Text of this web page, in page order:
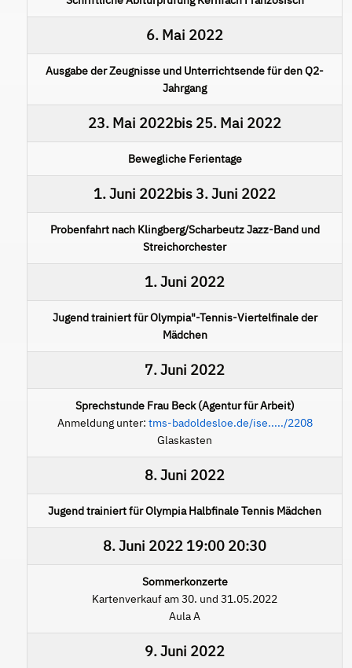
6. Mai 2022
Ausgabe der Zeugnisse und Unterrichtsende für den Q2-
Jahrgang
23. Mai 2022bis 25. Mai 2022
Bewegliche Ferientage
1. Juni 2022bis3. Juni 2022
Probenfahrt nach Klingberg/Scharbeutz Jazz-Band und
Streichorchester
1. Juni 2022
Jugend trainiert für Olympia"-Tennis-Viertelfinale der
Mädchen
7. Juni 2022
Sprechstunde Frau Beck (Agentur für Arbeit)
Anmeldung unter: tms-badoldesloe.de/ise...../2208
Glaskasten
8. Juni 2022
Jugend trainiert für Olympia Halbfinale Tennis Mädchen
8. Juni 2022 19:00 20:30
Sommerkonzerte
Kartenverkauf am 30. und 31.05.2022
Aula A
9. Juni 2022